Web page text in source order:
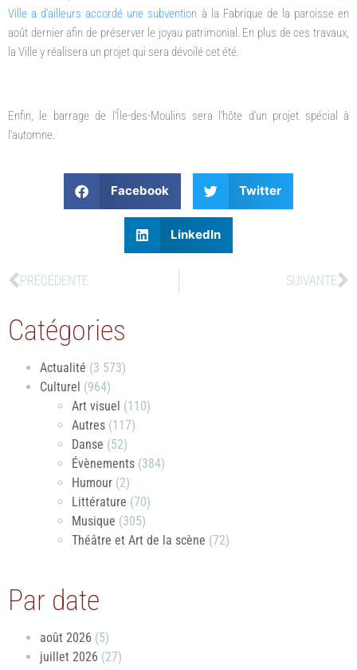
Ville a d’ailleurs accordé une subvention à la Fabrique de la paroisse en
août dernier afin de préserver le joyau patrimonial. En plus de ces travaux,
la Ville y réalisera un projet qui sera dévoilé cet été.
Enfin, le barrage de l’Île-des-Moulins sera l’hôte d’un projet spécial à
l’automne.
Facebook Twitter
LinkedIn
PRÉCÉDENTE SUIVANTE
Catégories
Actualité (3 573)
Culturel (964)
Art visuel (110)
Autres (117)
Danse (52)
Évènements (384)
Humour (2)
Littérature (70)
Musique (305)
Théâtre et Art de la scène (72)
Par date
août 2026 (5)
juillet 2026 (27)